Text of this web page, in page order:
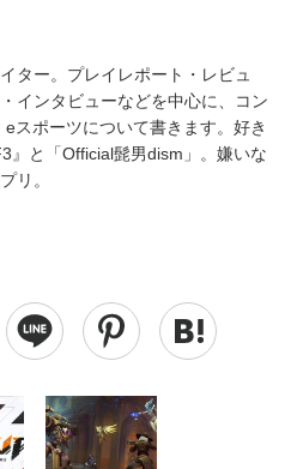
ター。プレイレポート・レビュ
インタビューなどを中心に、コン
スポーツについて書きます。好き
』と「Official髭男dism」。嫌いな
リ。